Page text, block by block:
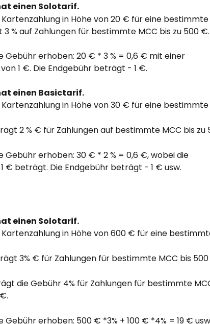
einen Solotarif.
in Höhe von 20 € für eine bestimmte
% auf Zahlungen für bestimmte MCC bis zu 500 €.
Gebühr erhoben: 20 € * 3 % = 0,6 € mit einer
1 €. Die Endgebühr beträgt - 1 €.
einen Basictarif.
in Höhe von 30 € für eine bestimmte
2 % € für Zahlungen auf bestimmte MCC bis zu
Gebühr erhoben: 30 € * 2 % = 0,6 €, wobei die
€ beträgt. Die Endgebühr beträgt - 1 € usw.
einen Solotarif.
in Höhe von 600 € für eine
3% € für Zahlungen für bestimmte MCC bis
die Gebühr 4% für Zahlungen für bestimmte
Gebühr erhoben: 500 € *3% + 100 € *4% = 19 €